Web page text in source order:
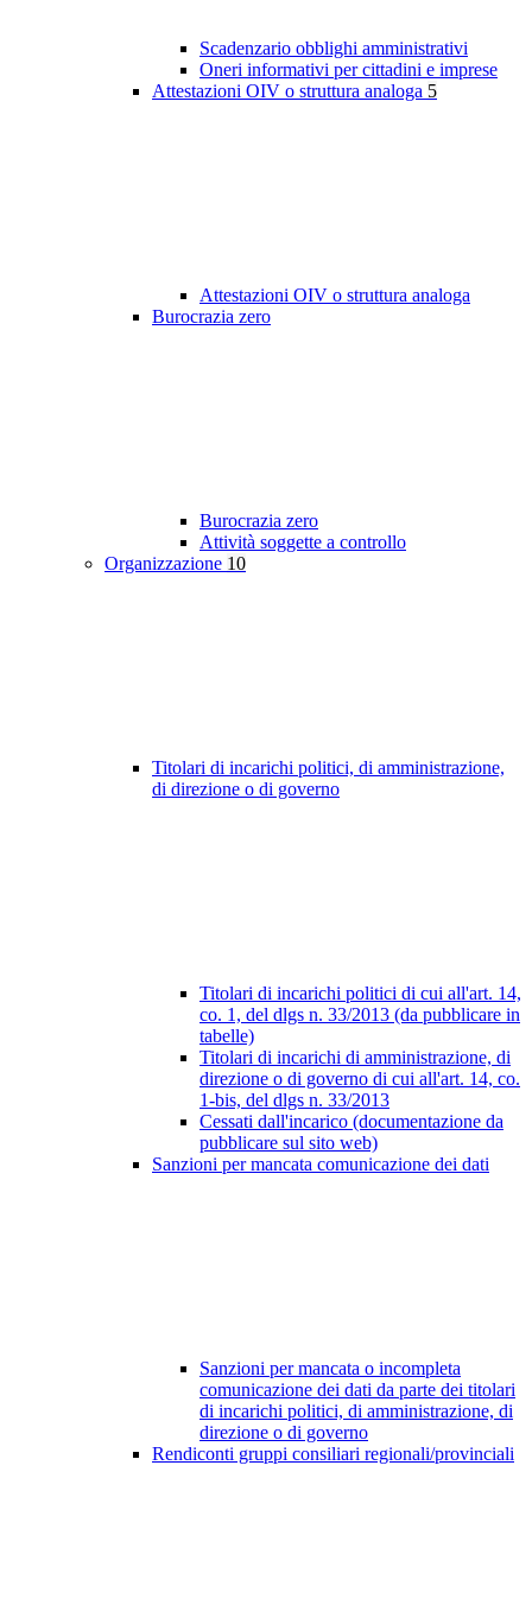
Scadenzario obblighi amministrativi
Oneri informativi per cittadini e imprese
Attestazioni OIV o struttura analoga 5
Attestazioni OIV o struttura analoga
Burocrazia zero
Burocrazia zero
Attività soggette a controllo
Organizzazione 10
Titolari di incarichi politici, di amministrazione,
di direzione o di governo
Titolari di incarichi politici di cui all'art. 14,
co. 1, del dlgs n. 33/2013 (da pubblicare in
tabelle)
Titolari di incarichi di amministrazione, di
direzione o di governo di cui all'art. 14, co.
1-bis, del dlgs n. 33/2013
Cessati dall'incarico (documentazione da
pubblicare sul sito web)
Sanzioni per mancata comunicazione dei dati
Sanzioni per mancata o incompleta
comunicazione dei dati da parte dei titolari
di incarichi politici, di amministrazione, di
direzione o di governo
Rendiconti gruppi consiliari regionali/provinciali